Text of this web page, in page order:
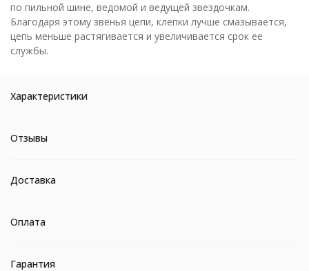
по пильной шине, ведомой и ведущей звездочкам.
Благодаря этому звенья цепи, клепки лучше смазывается,
цепь меньше растягивается и увеличивается срок ее
службы.
Характеристики
Отзывы
Доставка
Оплата
Гарантия